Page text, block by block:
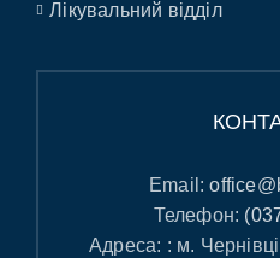
Лікувальний відділ
Email:
Телефон:
Адреса: : м.